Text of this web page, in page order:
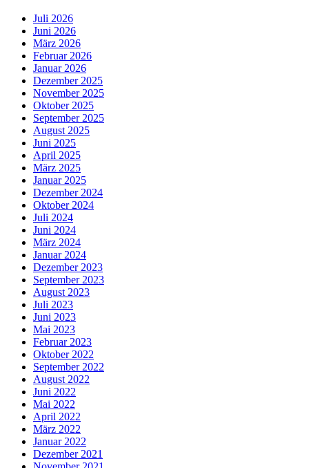
Juli 2026
Juni 2026
März 2026
Februar 2026
Januar 2026
Dezember 2025
November 2025
Oktober 2025
September 2025
August 2025
Juni 2025
April 2025
März 2025
Januar 2025
Dezember 2024
Oktober 2024
Juli 2024
Juni 2024
März 2024
Januar 2024
Dezember 2023
September 2023
August 2023
Juli 2023
Juni 2023
Mai 2023
Februar 2023
Oktober 2022
September 2022
August 2022
Juni 2022
Mai 2022
April 2022
März 2022
Januar 2022
Dezember 2021